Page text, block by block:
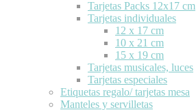
Tarjetas Packs 12x17 cm
Tarjetas individuales
12 x 17 cm
10 x 21 cm
15 x 19 cm
Tarjetas musicales, luces
Tarjetas especiales
Etiquetas regalo/ tarjetas mesa
Manteles y servilletas